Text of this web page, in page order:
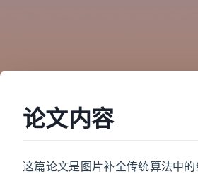
论文内容
这篇论文是图片补全传统算法中